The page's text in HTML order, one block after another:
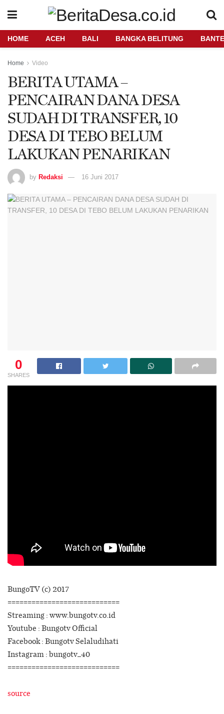
HOME ACEH BALI BANGKA BELITUNG
Home Video
BERITA UTAMA –
PENCAIRAN DANA DESA
SUDAH DI TRANSFER, 10
DESA DI TEBO BELUM
LAKUKAN PENARIKAN
by Redaksi 16 Juni 2017
0
SHARES
BungoTV (c) 2017
============================
Streaming : www.bungotv.co.id
Youtube : Bungotv Official
Facebook : Bungotv Selaludihati
Instagram : bungotv_40
============================
source